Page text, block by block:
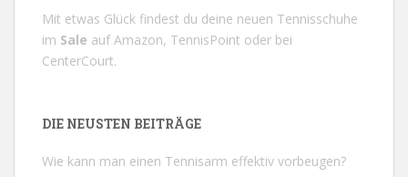
Mit etwas Glück findest du deine neuen Tennisschuhe
im Sale aufAmazon, TennisPoint oder bei
CenterCourt.
DIE NEUSTEN BEITRÄGE
Wie kann man einen Tennisarm effektiv vorbeugen?